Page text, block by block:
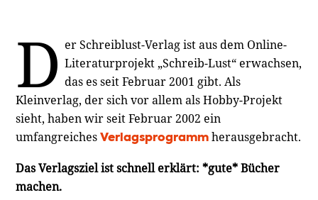
D er Schreiblust-Verlag ist aus dem Online-
Literaturprojekt „Schreib-Lust“ erwachsen,
das es seit Februar 2001 gibt. Als
Kleinverlag, der sich vor allem als Hobby-Projekt
sieht, haben wir seit Februar 2002 ein
umfangreichesVerlagsprogramm herausgebracht.
Das Verlagsziel ist schnell erklärt: *gute* Bücher
machen.